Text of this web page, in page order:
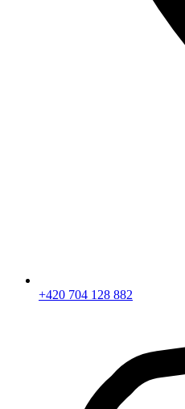
+420 704 128 882